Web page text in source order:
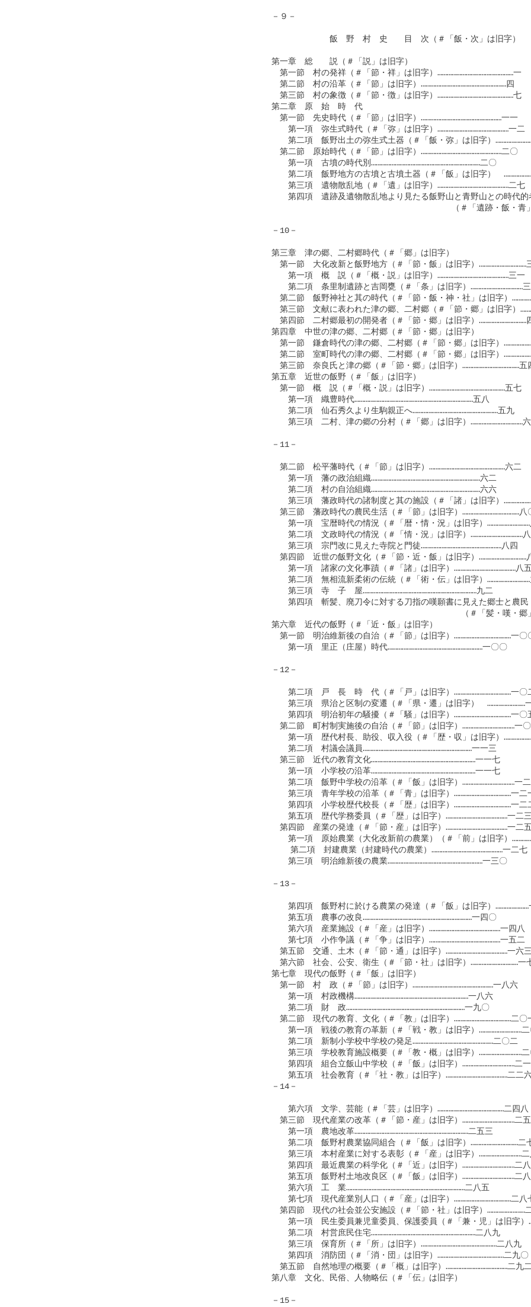
－９－
飯　野　村　史　　目　次（＃
第一章　総　　説（＃「
第一節　村の発祥（＃「節・祥」は旧字）…………………………………………
第二節　村の沿革（＃「節」は旧字）………………………………………………四
第三節　村の象徴（＃「節・徴」は旧字）…………………………………………七
第二章　原　始　時　代
第一節　先史時代（＃「節」は旧字）……………………………………………一一
第一項　弥生式時代（＃「弥」は旧字）………………………………………一
第二項　飯野出土の弥生式土器（＃「飯・弥」は旧字）
第二節　原始時代（＃「節」は旧字）……………………………………………二〇
第一項　古墳の時代別……………………………………………………………二〇
第二項　飯野地方の古墳と古墳土器（＃「飯」は旧字）　
第三項　遺物散乱地（＃「遺」は旧字）………………………………………二七
第四項　遺跡及遺物散乱地より見たる飯野山と青野山との時代的
（＃「遺跡・飯・
－10－
第三章　津の郷、二村郷時代
第一節　大化改新と飯野地方（＃「節・飯」は旧字）
第一項　概　説（＃「概・説」は旧字）………………………………………三
第二項　条里制遺跡と吉岡甕（＃「条」は旧字）
第二節　飯野神社と其の時代（＃「節・飯・神・社」は旧字）
第三節　文献に表われた津の郷、二村郷（＃「節・郷」は旧字
第四節　二村郷最初の開発者（＃「節・郷」は旧字）
第四章　中世の津の郷、二村郷（
第一節　鎌倉時代の津の郷、二村郷（＃「節・郷」は旧字）
第二節　室町時代の津の郷、二村郷（＃「節・郷」は旧字）
第三節　奈良氏と津の郷（＃「節・郷」は旧字）
第五章　近世の飯野（＃
第一節　概　説（＃「概・説」は旧字）…………………………………………五
第一項　織豊時代…………………………………………………………………五八
第二項　仙石秀久より生駒親正へ………………………………………………五九
第三項　二村、津の郷の分村（＃「郷」は旧字）
－11－
第二節　松平藩時代（＃「節」は旧字）…………………………………………六二
第一項　藩の政治組織……………………………………………………………六二
第二項　村の自治組織……………………………………………………………六六
第三項　藩政時代の諸制度と其の施設（＃「諸」は旧字）
第三節　藩政時代の農民生活（＃「節」は旧字）
第一項　宝暦時代の情況（＃「暦・情・況」は旧字）
第二項　文政時代の情況（＃「情・況」は旧字）
第三項　宗門改に見えた寺院と門徒……………………………………………八四
第四節　近世の飯野文化（＃「節・近・飯」は旧字）
第一項　諸家の文化事蹟（＃「諸」は旧字）…………………………………
第二項　無相流新柔術の伝統（＃「術・伝」は旧字）
第三項　寺　子　屋………………………………………………………………九二
第四項　斬髪、廃刀令に対する刀指の嘆願書に見えた郷士と農民
（＃「髪・嘆・
第六章　近代の飯野（＃「
第一節　明治維新後の自治（＃「節」は旧字）………………………………
第一項　里正（庄屋）時代……………………………………………………一〇〇
－12－
第二項　戸　長　時　代（＃「戸」は旧字）………………………………一〇
第三項　県治と区制の変遷（＃「県・遷」は旧字）　
第四項　明治初年の騒擾（＃「騒」は旧字）………………………………一〇
第二節　町村制実施後の自治（＃「節」は旧字）……………………………一
第一項　歴代村長、助役、収入役（＃「歴・収」は旧字）
第二項　村議会議員……………………………………………………………一一三
第三節　近代の教育文化…………………………………………………………一一七
第一項　小学校の沿革…………………………………………………………一一七
第二項　飯野中学校の沿革（＃「飯」は旧字）……………………………
第三項　青年学校の沿革（＃「青」は旧字）………………………………一
第四項　小学校歴代校長（＃「歴」は旧字）………………………………一
第五項　歴代学務委員（＃「歴」は旧字）…………………………………一
第四節　産業の発達（＃「節・産」は旧字）…………………………………一二五
第一項　原始農業（大化改新前の農業）（＃「前」は旧字）
    第二項　封建農業（封建時代の農業）………………………………………一二七
第三項　明治維新後の農業……………………………………………………一三〇
－13－
第四項　飯野村に於ける農業の発達（＃「飯」は旧字）
第五項　農事の改良……………………………………………………………一四〇
第六項　産業施設（＃「産」は旧字）………………………………………一四八
第七項　小作争議（＃「争」は旧字）………………………………………一五二
第五節　交通、土木（＃「節・通」は旧字）…………………………………一六三
第六節　社会、公安、衛生（＃「節・社」は旧字）…………………………
第七章　現代の飯野（＃
第一節　村　政（＃「節」は旧字）……………………………………………一八六
第一項　村政機構………………………………………………………………一八六
第二項　財　政…………………………………………………………………一九〇
第二節　現代の教育、文化（＃「教」は旧字）………………………………二〇
第一項　戦後の教育の革新（＃「戦・教」は旧字）………………………二
第二項　新制小学校中学校の発足……………………………………………二〇二
第三項　学校教育施設概要（＃「教・概」は旧字）
第四項　組合立飯山中学校（＃「飯」は旧字）……………………………
第五項　社会教育（＃「社・教」は旧字）…………………………………二
－14－
第六項　文学、芸能（＃「芸」は旧字）……………………………………二
第三節　現代産業の改革（＃「節・産」は旧字）……………………………二
第一項　農地改革………………………………………………………………二五三
第二項　飯野村農業協同組合（＃「飯」は旧字）…………………………
第三項　本村産業に対する表彰（＃「産」は旧字）………………………二
第四項　最近農業の科学化（＃「近」は旧字）……………………………二
第五項　飯野村土地改良区（＃「飯」は旧字）……………………………
第六項　工　業…………………………………………………………………二八五
第七項　現代産業別人口（＃「産」は旧字）………………………………二八
第四節　現代の社会並公安施設（＃「節・社」は旧字）
第一項　民生委員兼児童委員、保護委員（＃「兼・児」は旧字
第二項　村営庶民住宅…………………………………………………………二八九
第三項　保育所（＃「所」は旧字）…………………………………………二八九
第四項　消防団（＃「消・団」は旧字）……………………………………二
第五節　自然地理の概要（＃「概」は旧字）…………………………………二
第八章　文化、民俗、人物略伝
－15－